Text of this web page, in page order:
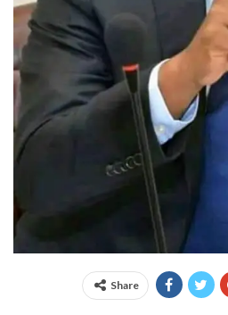
Share